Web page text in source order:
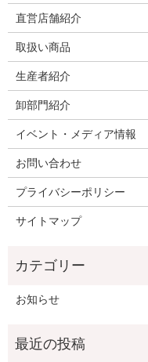
直営店舗紹介
取扱い商品
生産者紹介
卸部門紹介
イベント・メディア情報
お問い合わせ
プライバシーポリシー
サイトマップ
お知らせ